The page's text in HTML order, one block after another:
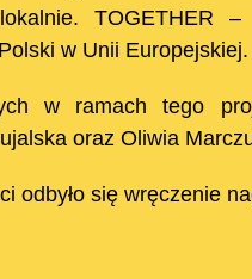
TOGETHER
w Unii Europejskiej.
w ramach tego
oraz Oliwia
odbyło się wręczenie